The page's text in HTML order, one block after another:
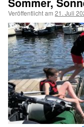
Veröffentlicht am 21. Juli